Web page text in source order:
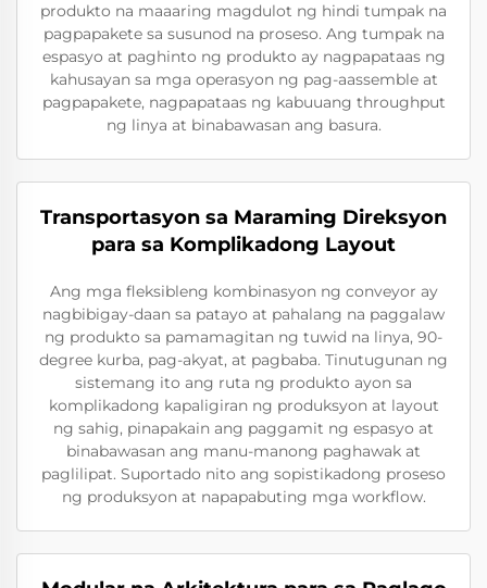
produkto na maaaring magdulot ng hindi tumpak na
pagpapakete sa susunod na proseso. Ang tumpak na
espasyo at paghinto ng produkto ay nagpapataas ng
kahusayan sa mga operasyon ng pag-aassemble at
pagpapakete, nagpapataas ng kabuuang throughput
ng linya at binabawasan ang basura.
Transportasyon sa Maraming Direksyon
para sa Komplikadong Layout
Ang mga fleksibleng kombinasyon ng conveyor ay
nagbibigay-daan sa patayo at pahalang na paggalaw
ng produkto sa pamamagitan ng tuwid na linya, 90-
degree kurba, pag-akyat, at pagbaba. Tinutugunan ng
sistemang ito ang ruta ng produkto ayon sa
komplikadong kapaligiran ng produksyon at layout
ng sahig, pinapakain ang paggamit ng espasyo at
binabawasan ang manu-manong paghawak at
paglilipat. Suportado nito ang sopistikadong proseso
ng produksyon at napapabuting mga workflow.